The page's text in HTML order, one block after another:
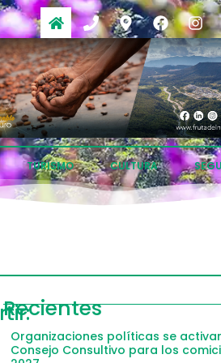
TURISMO CULTURA
Recientes
Organizaciones políticas se
Consejo Consultivo para los